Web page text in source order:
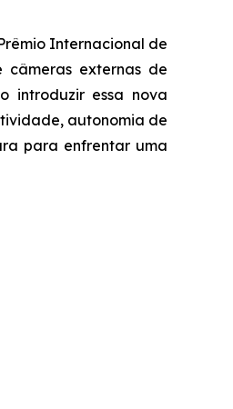
Internacional de
externas de
introduzir essa nova
autonomia de
para enfrentar uma